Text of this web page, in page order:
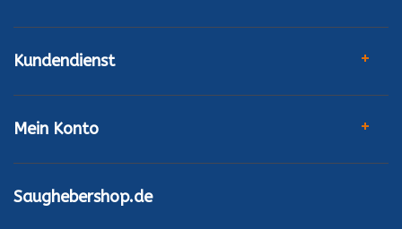
Kundendienst
Mein Konto
Saughebershop.de